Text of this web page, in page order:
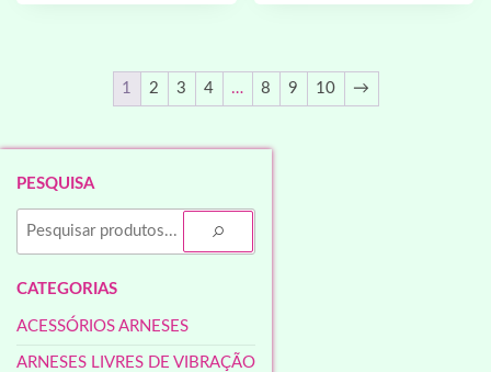
1 2 3 4 … 8 9 10 →
PESQUISA
CATEGORIAS
ACESSÓRIOS ARNESES
ARNESES LIVRES DE VIBRAÇÃO